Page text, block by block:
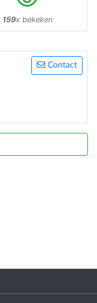
159x bekeken
Contact